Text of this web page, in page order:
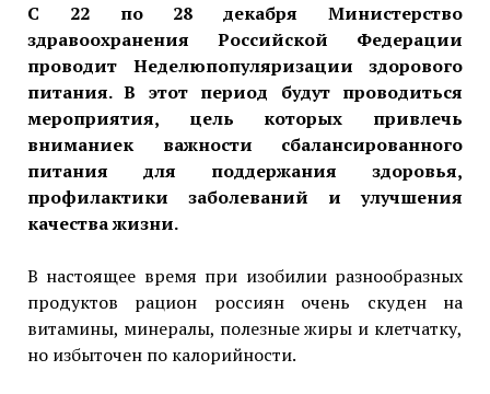
С 22 по 28 декабря Министерство
здравоохранения Российской Федерации
проводит Неделюпопуляризации здорового
питания. В этот период будут проводиться
мероприятия, цель которых привлечь
вниманиек важности сбалансированного
питания для поддержания здоровья,
профилактики заболеваний и улучшения
качества жизни.
В настоящее время при изобилии разнообразных
продуктов рацион россиян очень скуден на
витамины, минералы, полезные жиры и клетчатку,
но избыточен по калорийности.